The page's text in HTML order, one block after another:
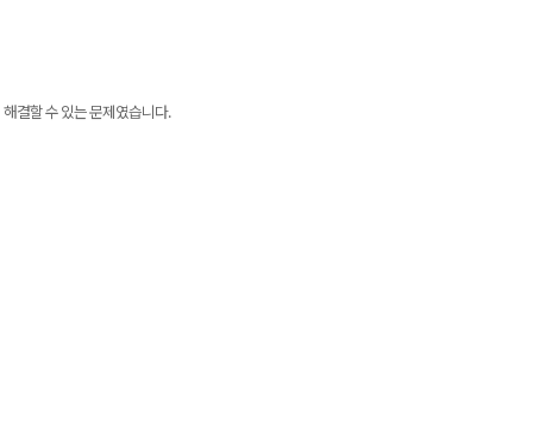
결할 수 있는 문제였습니다.